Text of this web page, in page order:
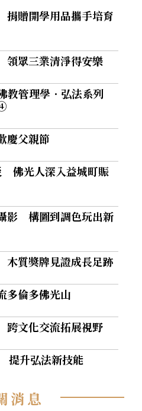
贈開學用品攜手培育
眾三業清淨得安樂
教管理學．弘法系列
慶父親節
佛光人深入益城町賑
影 構圖到調色玩出新
質獎牌見證成長足跡
倫多佛光山
文化交流拓展視野
提升弘法新技能
消息